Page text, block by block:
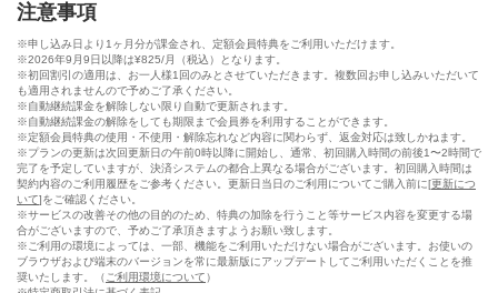
注意事項
※申し込み日より1ヶ月分が課金され、定額会員特典をご利用いただけます。
※2026年9月9日以降は¥825/月（税込）となります。
※初回割引の適用は、お一人様1回のみとさせていただきます。複数回お申し込みいただいて
も適用されませんので予めご了承ください。
※自動継続課金を解除しない限り自動で更新されます。
※自動継続課金の解除をしても期限まで会員券を利用することができます。
※定額会員特典の使用・不使用・解除忘れなど内容に関わらず、返金対応は致しかねます。
※プランの更新は次回更新日の午前0時以降に開始し、通常、初回購入時間の前後1〜2時間で
完了を予定していますが、決済システムの都合上異なる場合がございます。初回購入時間は
契約内容のご利用履歴をご参考ください。更新日当日のご利用についてご購入前に[更新につ
いて]をご確認ください。
※サービスの改善その他の目的のため、特典の加除を行うこと等サービス内容を変更する場
合がございますので、予めご了承頂きますようお願い致します。
※ご利用の環境によっては、一部、機能をご利用いただけない場合がございます。お使いの
ブラウザおよび端末のバージョンを常に最新版にアップデートしてご利用いただくことを推
奨いたします。（ご利用環境について）